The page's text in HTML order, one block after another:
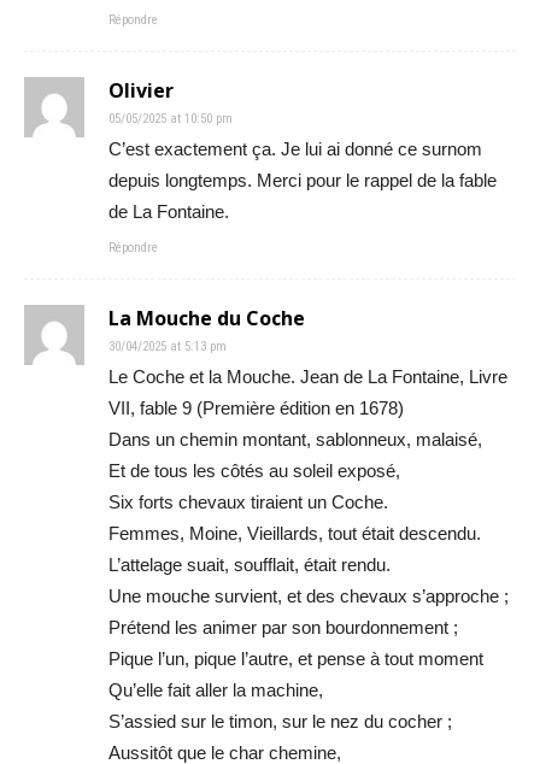
Répondre
Olivier
05/05/2025 at 10:50 pm
C’est exactement ça. Je lui ai donné ce surnom
depuis longtemps. Merci pour le rappel de la fable
de La Fontaine.
Répondre
La Mouche du Coche
30/04/2025 at 5:13 pm
Le Coche et la Mouche. Jean de La Fontaine, Livre
VII, fable 9 (Première édition en 1678)
Dans un chemin montant, sablonneux, malaisé,
Et de tous les côtés au soleil exposé,
Six forts chevaux tiraient un Coche.
Femmes, Moine, Vieillards, tout était descendu.
L’attelage suait, soufflait, était rendu.
Une mouche survient, et des chevaux s’approche ;
Prétend les animer par son bourdonnement ;
Pique l’un, pique l’autre, et pense à tout moment
Qu’elle fait aller la machine,
S’assied sur le timon, sur le nez du cocher ;
Aussitôt que le char chemine,